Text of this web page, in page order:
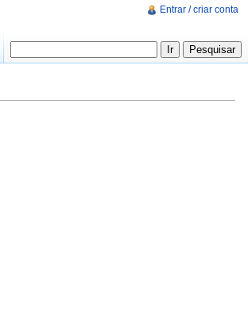
Entrar / criar conta